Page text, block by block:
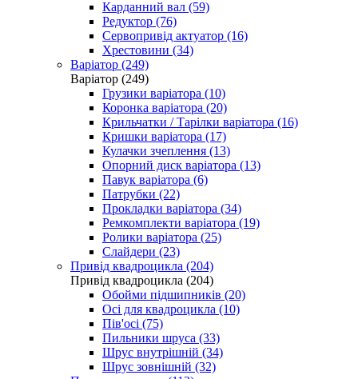
Карданний вал (59)
Редуктор (76)
Сервопривід актуатор (16)
Хрестовини (34)
Варіатор (249)
Варіатор (249)
Грузики варіатора (10)
Коронка варіатора (20)
Крильчатки / Тарілки варіатора (16)
Кришки варіатора (17)
Кулачки зчеплення (13)
Опорний диск варіатора (13)
Павук варіатора (6)
Патрубки (22)
Прокладки варіатора (34)
Ремкомплекти варіатора (19)
Ролики варіатора (25)
Слайдери (23)
Привід квадроцикла (204)
Привід квадроцикла (204)
Обойми підшипників (20)
Осі для квадроцикла (10)
Пів'осі (75)
Пильники шруса (33)
Шрус внутрішній (34)
Шрус зовнішній (32)